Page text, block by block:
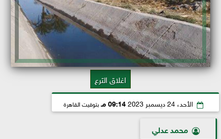
اغلاق الترع
الأحد، 24 ديسمبر 2023 09:14 مـ بتوقيت القاهرة
محمد عدلي